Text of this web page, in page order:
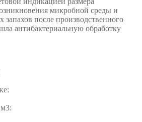
микробной среды и
запахов после производственного
антибактериальную обработку